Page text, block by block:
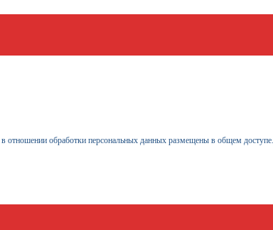
в отношении обработки персональных данных размещены в общем доступе.